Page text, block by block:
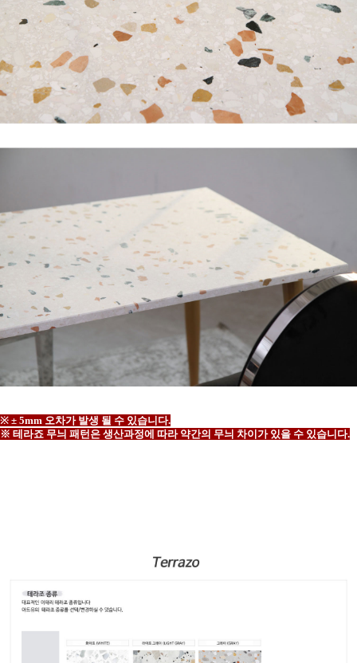
※ ± 5mm 오차가 발생 될 수 있습니다.
※ 테라죠 무늬 패턴은 생산과정에 따라 약간의 무늬 차이가 있을 수 있습니다.